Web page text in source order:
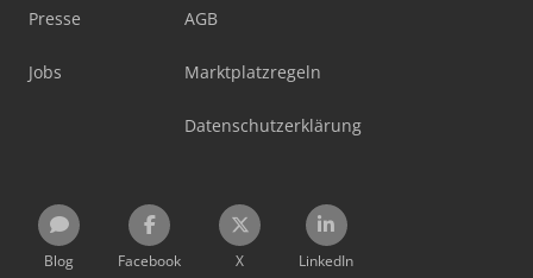
Presse
Jobs
AGB
Marktplatzregeln
Datenschutzerklärung
Blog Facebook X LinkedIn